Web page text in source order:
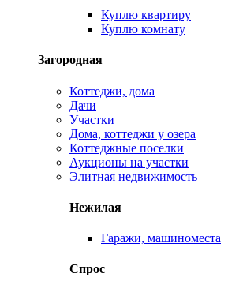
Куплю квартиру
Куплю комнату
Загородная
Коттеджи, дома
Дачи
Участки
Дома, коттеджи у озера
Коттеджные поселки
Аукционы на участки
Элитная недвижимость
Нежилая
Гаражи, машиноместа
Спрос